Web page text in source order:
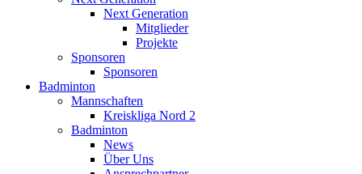
Next Generation
Mitglieder
Projekte
Sponsoren
Sponsoren
Badminton
Mannschaften
Kreiskliga Nord 2
Badminton
News
Über Uns